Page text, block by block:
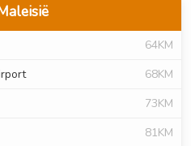
64KM
68KM
73KM
81KM